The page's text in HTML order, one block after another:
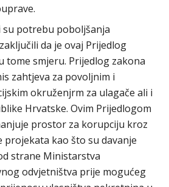
su potrebu poboljšanja
da je ovaj Prijedlog
tome smjeru. Prijedlog zakona
zahtjeva za povoljnim i
okruženjrm za ulagače ali i
Hrvatske. Ovim Prijedlogom
prostor za korupciju kroz
kao što su davanje
strane Ministarstva
odvjetništva prije mogućeg